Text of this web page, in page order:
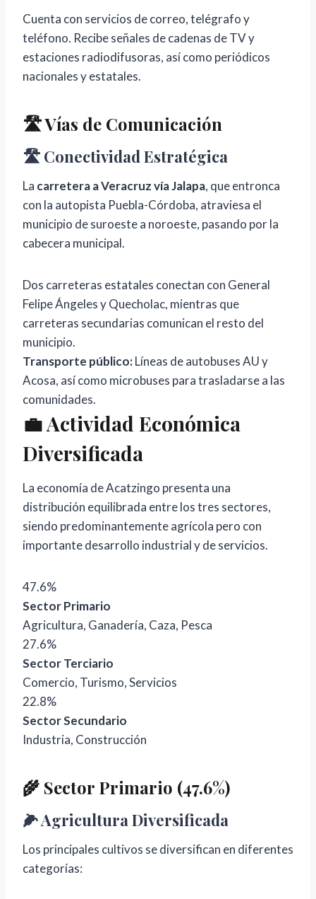
Cuenta con servicios de correo, telégrafo y
teléfono. Recibe señales de cadenas de TV y
estaciones radiodifusoras, así como periódicos
nacionales y estatales.
🛣️ Vías de Comunicación
🛣️ Conectividad Estratégica
La carretera a Veracruz vía Jalapa, que entronca
con la autopista Puebla-Córdoba, atraviesa el
municipio de suroeste a noroeste, pasando por la
cabecera municipal.
Dos carreteras estatales conectan con General
Felipe Ángeles y Quecholac, mientras que
carreteras secundarias comunican el resto del
municipio.
Transporte público:Líneas de autobuses AU y
Acosa, así como microbuses para trasladarse a las
comunidades.
💼 Actividad Económica
Diversificada
La economía de Acatzingo presenta una
distribución equilibrada entre los tres sectores,
siendo predominantemente agrícola pero con
importante desarrollo industrial y de servicios.
47.6%
Sector Primario
Agricultura, Ganadería, Caza, Pesca
27.6%
Sector Terciario
Comercio, Turismo, Servicios
22.8%
Sector Secundario
Industria, Construcción
🌾 Sector Primario (47.6%)
🌽 Agricultura Diversificada
Los principales cultivos se diversifican en diferentes
categorías: